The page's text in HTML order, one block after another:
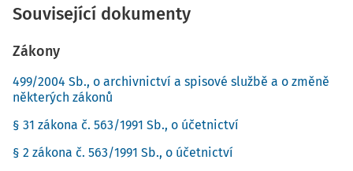
Související dokumenty
Zákony
499/2004 Sb., o archivnictví a spisové službě a o změně
některých zákonů
§ 31 zákona č. 563/1991 Sb., o účetnictví
§ 2 zákona č. 563/1991 Sb., o účetnictví